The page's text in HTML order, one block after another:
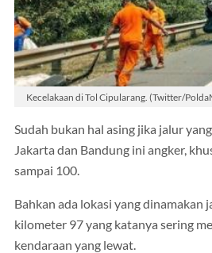
Kecelakaan di Tol Cipularang. (Twitter/
Sudah bukan hal asing jika jalur
Jakarta dan Bandung ini angker,
sampai 100.
Bahkan ada lokasi yang dinamakan
kilometer 97 yang katanya sering
kendaraan yang lewat.